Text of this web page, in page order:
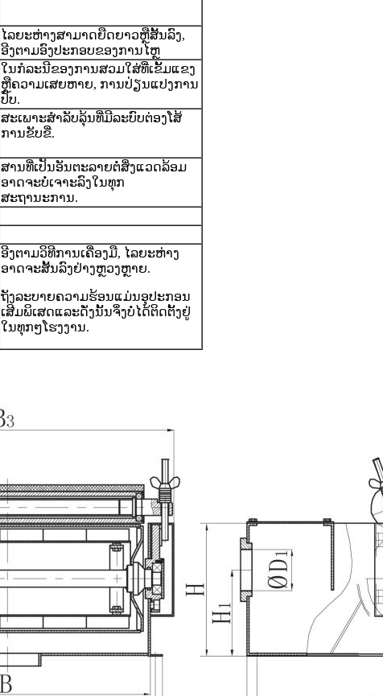
ໄລຍະຫ່າງສາມາດຍືດຍາວຫຼືສັ້ນລົງ,
ອີງຕາມອົງປະກອບຂອງການໄຫຼ
ໃນ​ກໍ​ລະ​ນີ​ຂອງ​ການ​ສວມ​ໃສ່​ທີ່​ເຂັ້ມ​ແຂງ​
ຫຼື​ຄວາມ​ເສຍ​ຫາຍ​, ການ​ປ່ຽນ​ແປງ​ການ​
ປັບ​.
ສະເພາະສຳລັບລຸ້ນທີ່ມີລະບົບຕ່ອງໂສ້
ການຂັບຂີ່.
ສານທີ່ເປັນອັນຕະລາຍຕໍ່ສິ່ງແວດລ້ອມ
ອາດຈະບໍ່ເຈາະລົງໃນທຸກ
ສະຖານະການ.
ອີງຕາມວິທີການເຄື່ອງມື, ໄລຍະຫ່າງ
ອາດຈະສັ້ນລົງຢ່າງຫຼວງຫຼາຍ.
ຖັງລະບາຍຄວາມຮ້ອນແມ່ນອຸປະກອນ
ເສີມພິເສດແລະດັ່ງນັ້ນຈຶ່ງບໍ່ໄດ້ຕິດຕັ້ງຢູ່
ໃນທຸກໆໂຮງງານ.